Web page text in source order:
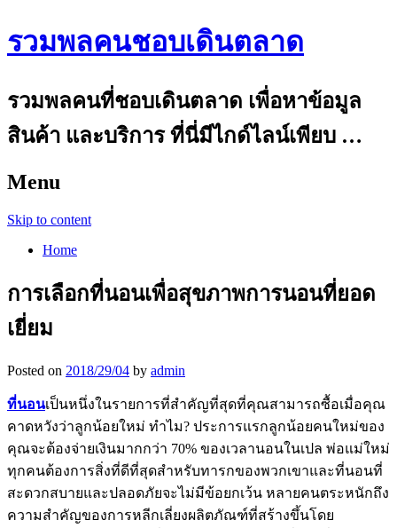
รวมพลคนชอบเดินตลาด
รวมพลคนที่ชอบเดินตลาด เพื่อหาข้อมูล
สินค้า และบริการ ที่นี่มีไกด์ไลน์เพียบ …
Menu
Skip to content
Home
การเลือกที่นอนเพื่อสุขภาพการนอนที่ยอด
เยี่ยม
Posted on 2018/29/04 by admin
ที่นอนเป็นหนึ่งในรายการที่สำคัญที่สุดที่คุณสามารถซื้อเมื่อคุณ
คาดหวังว่าลูกน้อยใหม่ ทำไม? ประการแรกลูกน้อยคนใหม่ของ
คุณจะต้องจ่ายเงินมากกว่า 70% ของเวลานอนในเปล พ่อแม่ใหม่
ทุกคนต้องการสิ่งที่ดีที่สุดสำหรับทารกของพวกเขาและที่นอนที่
สะดวกสบายและปลอดภัยจะไม่มีข้อยกเว้น หลายคนตระหนักถึง
ความสำคัญของการหลีกเลี่ยงผลิตภัณฑ์ที่สร้างขึ้นโดย